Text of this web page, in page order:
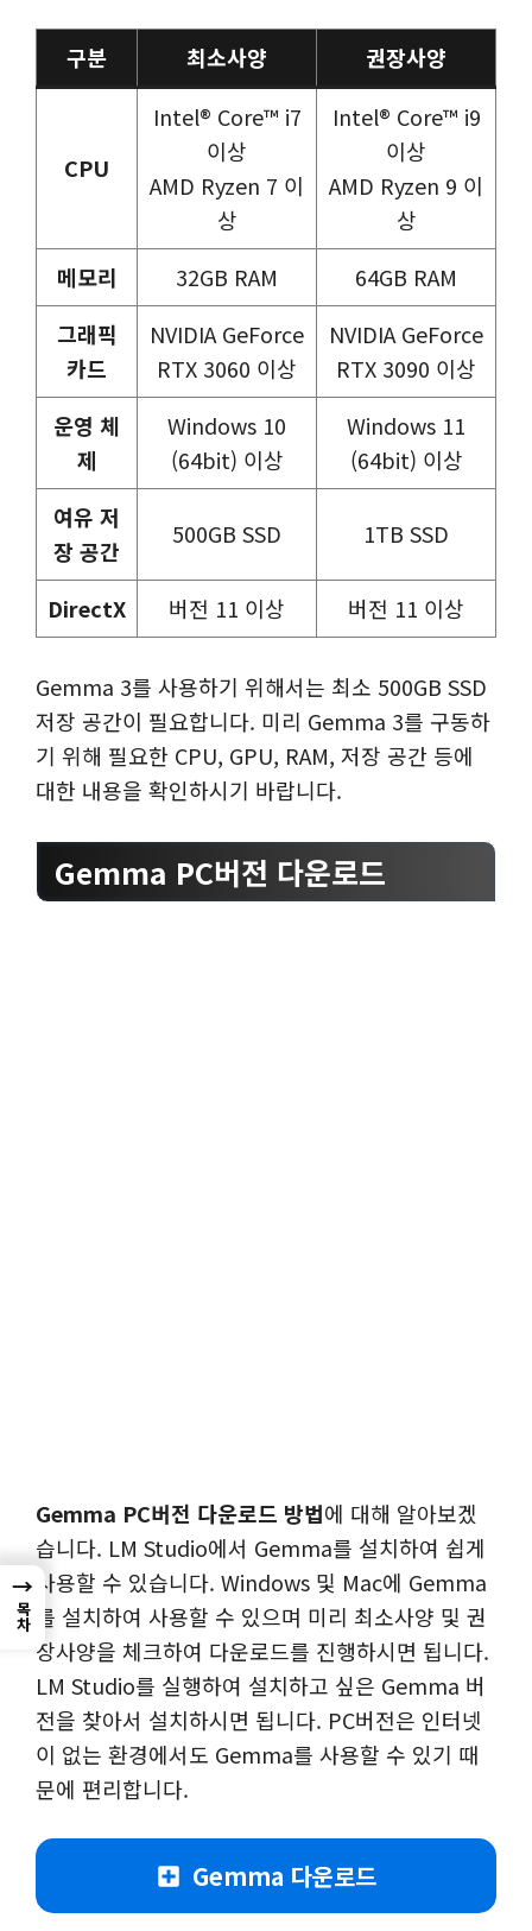
구분 최소사양 권장사양
CPU
Intel® Core™ i7
이상
AMD Ryzen 7 이
상
Intel® Core™ i9
이상
AMD Ryzen 9 이
상
메모리
32GB RAM
64GB RAM
그래픽
카드
NVIDIA GeForce
RTX 3060 이상
NVIDIA GeForce
RTX 3090 이상
운영 체
제
Windows 10
(64bit) 이상
Windows 11
(64bit) 이상
여유 저
장 공간
500GB SSD 1TB SSD
DirectX 버전 11 이상 버전 11 이상
Gemma 3를 사용하기 위해서는 최소 500GB SSD
저장 공간이 필요합니다. 미리 Gemma 3를 구동하
기 위해 필요한 CPU, GPU, RAM, 저장 공간 등에
대한 내용을 확인하시기 바랍니다.
Gemma PC버전 다운로드
Gemma PC버전 다운로드 방법에 대해 알아보겠
습니다. LM Studio에서 Gemma를 설치하여 쉽게
사용할 수 있습니다. Windows 및 Mac에 Gemma
를 설치하여 사용할 수 있으며 미리 최소사양 및 권
장사양을 체크하여 다운로드를 진행하시면 됩니다.
LM Studio를 실행하여 설치하고 싶은 Gemma 버
전을 찾아서 설치하시면 됩니다. PC버전은 인터넷
이 없는 환경에서도 Gemma를 사용할 수 있기 때
문에 편리합니다.
Gemma 다운로드
→
목차